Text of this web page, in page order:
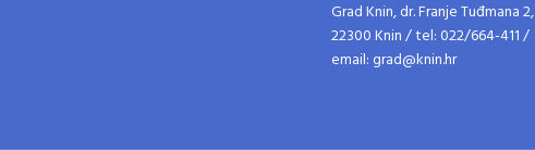
Grad Knin, dr. Franje Tuđmana 2,
22300 Knin / tel: 022/664-411 /
email: grad@knin.hr